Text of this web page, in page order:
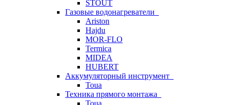
STOUT
Газовые водонагреватели
Ariston
Hajdu
MOR-FLO
Termica
MIDEA
HUBERT
Аккумуляторный инструмент
Toua
Техника прямого монтажа
Toua